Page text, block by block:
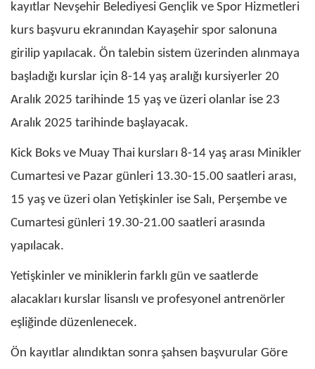
kayıtlar Nevşehir Belediyesi Gençlik ve Spor Hizmetleri
kurs başvuru ekranından Kayaşehir spor salonuna
girilip yapılacak. Ön talebin sistem üzerinden alınmaya
başladığı kurslar için 8-14 yaş aralığı kursiyerler 20
Aralık 2025 tarihinde 15 yaş ve üzeri olanlar ise 23
Aralık 2025 tarihinde başlayacak.
Kick Boks ve Muay Thai kursları 8-14 yaş arası Minikler
Cumartesi ve Pazar günleri 13.30-15.00 saatleri arası,
15 yaş ve üzeri olan Yetişkinler ise Salı, Perşembe ve
Cumartesi günleri 19.30-21.00 saatleri arasında
yapılacak.
Yetişkinler ve miniklerin farklı gün ve saatlerde
alacakları kurslar lisanslı ve profesyonel antrenörler
eşliğinde düzenlenecek.
Ön kayıtlar alındıktan sonra şahsen başvurular Göre